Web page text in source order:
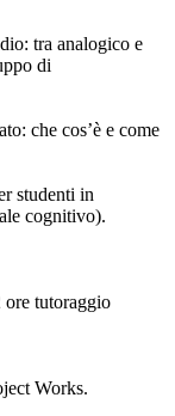
tra analogico e
di
che cos’è e come
studenti in
cognitivo).
ore tutoraggio
Works.